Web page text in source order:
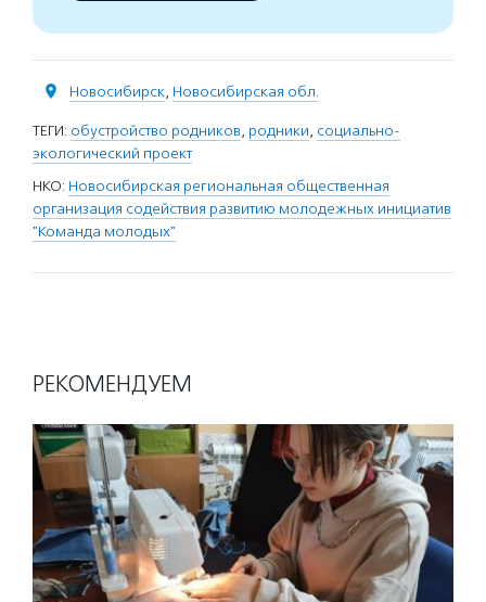
Новосибирск, Новосибирская обл.
ТЕГИ: обустройство родников, родники, социально-
экологический проект
НКО: Новосибирская региональная общественная
организация содействия развитию молодежных инициатив
"Команда молодых"
РЕКОМЕНДУЕМ